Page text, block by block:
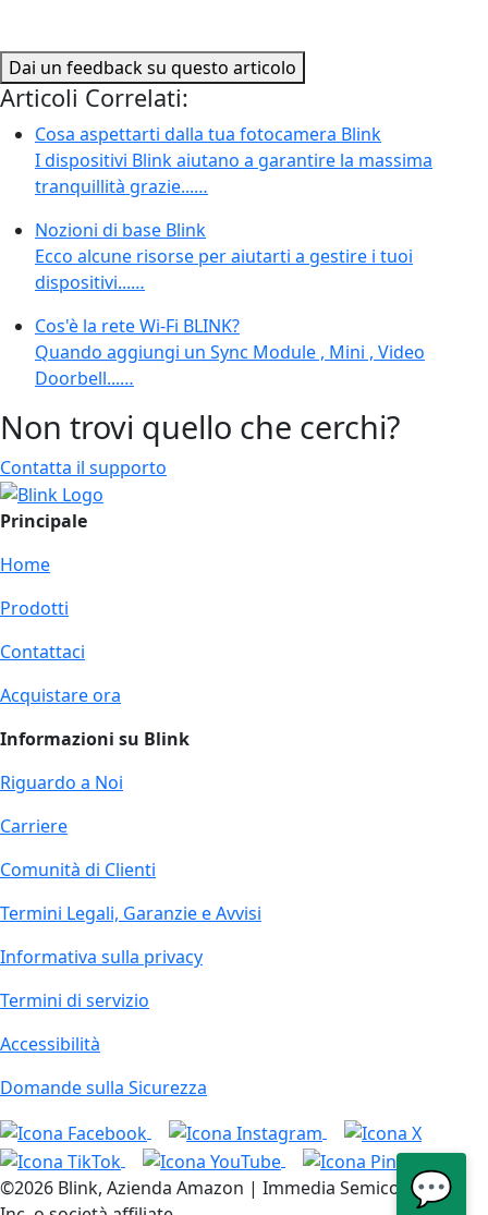
Dai un feedback su questo articolo
Articoli Correlati:
Cosa aspettarti dalla tua fotocamera Blink
I dispositivi Blink aiutano a garantire la massima
tranquillità grazie...…
Nozioni di base Blink
Ecco alcune risorse per aiutarti a gestire i tuoi
dispositivi...…
Cos'è la rete Wi-Fi BLINK?
Quando aggiungi un Sync Module , Mini , Video
Doorbell...…
Non trovi quello che cerchi?
Contatta il supporto
Principale
Home
Prodotti
Contattaci
Acquistare ora
Informazioni su Blink
Riguardo a Noi
Carriere
Comunità di Clienti
Termini Legali, Garanzie e Avvisi
Informativa sulla privacy
Termini di servizio
Accessibilità
Domande sulla Sicurezza
©2026 Blink, Azienda Amazon | Immedia Semiconductor,
💬